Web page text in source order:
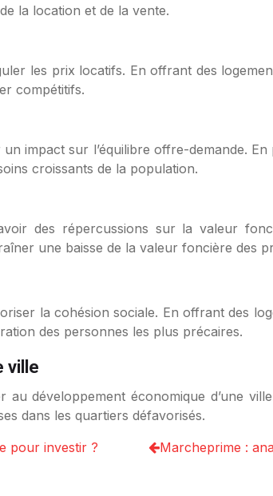
la location et de la vente.
les prix locatifs. En offrant des
compétitifs.
impact sur l’équilibre offre-demande.
croissants de la population.
des répercussions sur la valeur
une baisse de la valeur foncière des
la cohésion sociale. En offrant des
des personnes les plus précaires.
ville
développement économique d’une
dans les quartiers défavorisés.
pour investir ?
Marcheprime :